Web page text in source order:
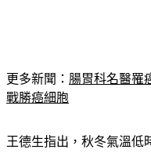
更多新聞： 腸胃科名醫罹
戰勝癌細胞
王德生指出，秋冬氣溫低